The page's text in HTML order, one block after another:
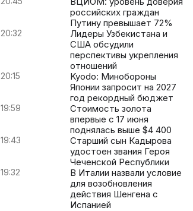
российских граждан
Путину превышает 72%
20:32
Лидеры Узбекистана и
США обсудили
перспективы укрепления
отношений
20:15
Kyodo: Минобороны
Японии запросит на 2027
год рекордный бюджет
19:59
Стоимость золота
впервые с 17 июня
поднялась выше $4 400
19:43
Старший сын Кадырова
удостоен звания Героя
Чеченской Республики
19:32
В Италии назвали условие
для возобновления
действия Шенгена с
Испанией